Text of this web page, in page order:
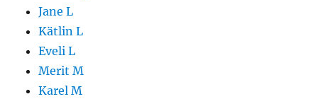
Jane L
Kätlin L
Eveli L
Merit M
Karel M